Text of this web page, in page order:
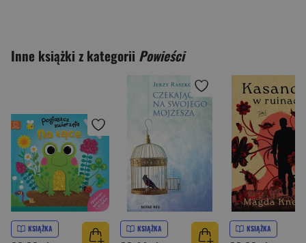
Inne książki z kategorii Powieści
KSIĄŻKA KSIĄŻKA KSIĄŻKA